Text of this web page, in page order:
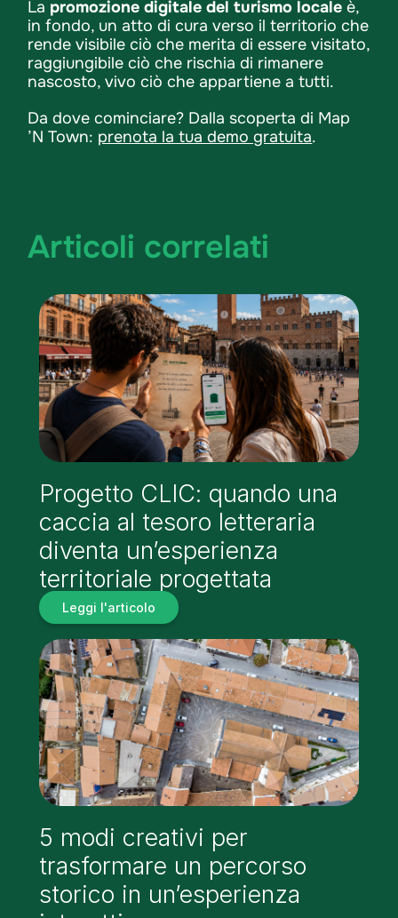
La promozione digitale del turismo locale è,
in fondo, un atto di cura verso il territorio che
rende visibile ciò che merita di essere visitato,
raggiungibile ciò che rischia di rimanere
nascosto, vivo ciò che appartiene a tutti.
Da dove cominciare? Dalla scoperta di Map
’N Town: prenota la tua demo gratuita.
Articoli correlati
Progetto CLIC: quando una
caccia al tesoro letteraria
diventa un’esperienza
territoriale progettata
Leggi l'articolo
5 modi creativi per
trasformare un percorso
storico in un’esperienza